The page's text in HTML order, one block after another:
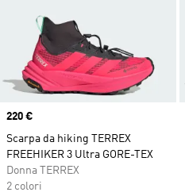
Price
220 €
Scarpa da hiking TERREX
FREEHIKER 3 Ultra GORE-TEX
Donna TERREX
2 colori